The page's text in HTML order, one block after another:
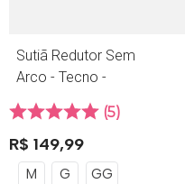
Sutiã Redutor Sem
Arco - Tecno -
390.14 - Nozes
5
R$ 149,99
M G GG